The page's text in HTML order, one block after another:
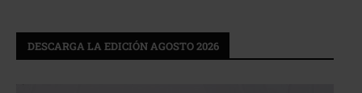
DESCARGA LA EDICIÓN AGOSTO 2026